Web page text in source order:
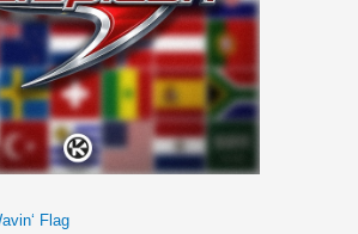
Flag